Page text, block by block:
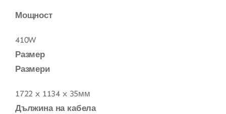
Мощност
410W
Размер
Размери
1722 x 1134 x 35мм
Дължина на кабела